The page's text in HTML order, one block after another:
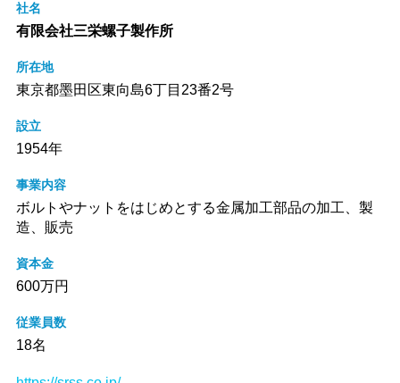
社名
有限会社三栄螺子製作所
所在地
東京都墨田区東向島6丁目23番2号
設立
1954年
事業内容
ボルトやナットをはじめとする金属加工部品の加工、製
造、販売
資本金
600万円
従業員数
18名